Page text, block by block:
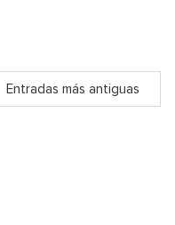
Entradas más antiguas